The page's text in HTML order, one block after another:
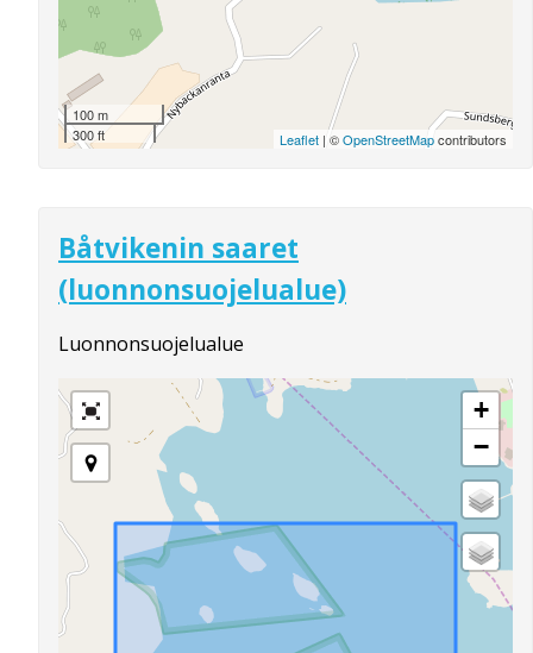
100 m
300 ft
Leaflet | ©OpenStreetMapcontributors
Båtvikenin saaret
(luonnonsuojelualue)
Luonnonsuojelualue
+
−